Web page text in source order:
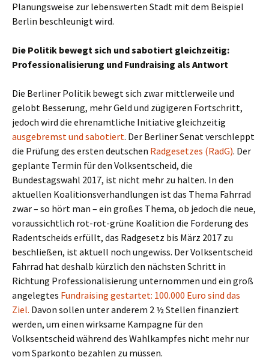
Planungsweise zur lebenswerten Stadt mit dem Beispiel
Berlin beschleunigt wird.
Die Politik bewegt sich und sabotiert gleichzeitig:
Professionalisierung und Fundraising als Antwort
Die Berliner Politik bewegt sich zwar mittlerweile und
gelobt Besserung, mehr Geld und zügigeren Fortschritt,
jedoch wird die ehrenamtliche Initiative gleichzeitig
ausgebremst und sabotiert. Der Berliner Senat verschleppt
die Prüfung des ersten deutschen Radgesetzes (RadG). Der
geplante Termin für den Volksentscheid, die
Bundestagswahl 2017, ist nicht mehr zu halten. In den
aktuellen Koalitionsverhandlungen ist das Thema Fahrrad
zwar – so hört man – ein großes Thema, ob jedoch die neue,
voraussichtlich rot-rot-grüne Koalition die Forderung des
Radentscheids erfüllt, das Radgesetz bis März 2017 zu
beschließen, ist aktuell noch ungewiss. Der Volksentscheid
Fahrrad hat deshalb kürzlich den nächsten Schritt in
Richtung Professionalisierung unternommen und ein groß
angelegtes Fundraising gestartet: 100.000 Euro sind das
Ziel. Davon sollen unter anderem 2 ½ Stellen finanziert
werden, um einen wirksame Kampagne für den
Volksentscheid während des Wahlkampfes nicht mehr nur
vom Sparkonto bezahlen zu müssen.